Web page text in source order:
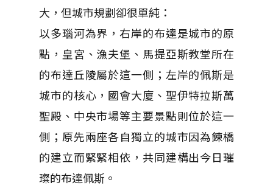
大，但城市規劃卻很單純：
以多瑙河為界，右岸的布達是城市的原
點，皇宮、漁夫堡、馬提亞斯教堂所在
的布達丘陵屬於這一側；左岸的佩斯是
城市的核心，國會大廈、聖伊特拉斯萬
聖殿、中央市場等主要景點則位於這一
側；原先兩座各自獨立的城市因為鍊橋
的建立而緊緊相依，共同建構出今日璀
璨的布達佩斯。